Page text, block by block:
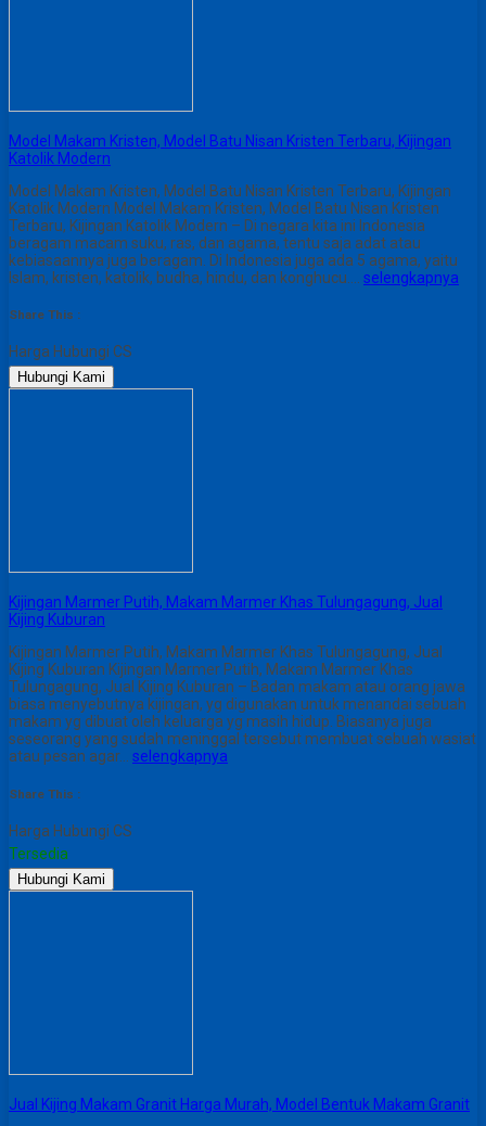
Model Makam Kristen, Model Batu Nisan Kristen Terbaru, Kijingan
Katolik Modern
Model Makam Kristen, Model Batu Nisan Kristen Terbaru, Kijingan
Katolik Modern Model Makam Kristen, Model Batu Nisan Kristen
Terbaru, Kijingan Katolik Modern – Di negara kita ini Indonesia
beragam macam suku, ras, dan agama, tentu saja adat atau
kebiasaannya juga beragam. Di Indonesia juga ada 5 agama, yaitu
Islam, kristen, katolik, budha, hindu, dan konghucu…. selengkapnya
Share This :
Harga Hubungi CS
Hubungi Kami
Kijingan Marmer Putih, Makam Marmer Khas Tulungagung, Jual
Kijing Kuburan
Kijingan Marmer Putih, Makam Marmer Khas Tulungagung, Jual
Kijing Kuburan Kijingan Marmer Putih, Makam Marmer Khas
Tulungagung, Jual Kijing Kuburan – Badan makam atau orang jawa
biasa menyebutnya kijingan, yg digunakan untuk menandai sebuah
makam yg dibuat oleh keluarga yg masih hidup. Biasanya juga
seseorang yang sudah meninggal tersebut membuat sebuah wasiat
atau pesan agar… selengkapnya
Share This :
Harga Hubungi CS
Tersedia
Hubungi Kami
Jual Kijing Makam Granit Harga Murah, Model Bentuk Makam Granit